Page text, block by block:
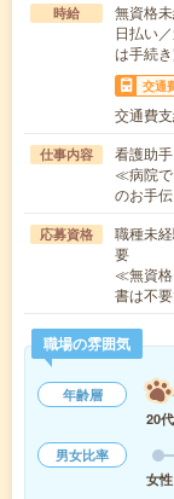
時給
無資格
日払い
は手続
交通
交通費
仕事内容
看護助手
≪病院で
のお手
応募資格
職種未
要
≪無資
書は不
職場の雰囲気
年齢層
20代
男女比率
女性